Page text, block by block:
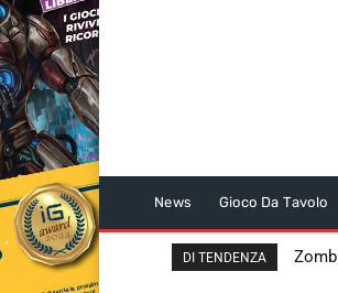
News Gioco Da Tavolo
DI TENDENZA